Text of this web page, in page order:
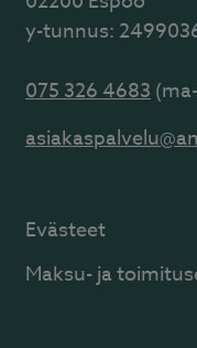
y-tunnus:
075 326 4683
Evästeet
Maksu- ja